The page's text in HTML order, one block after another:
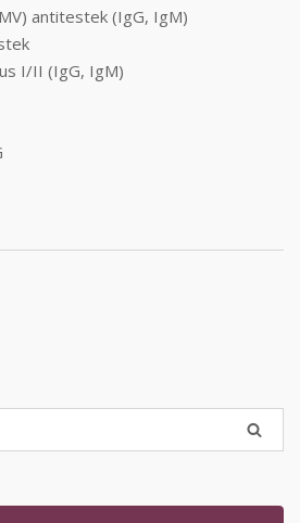
antitestek (IgG, IgM)
I/II (IgG, IgM)